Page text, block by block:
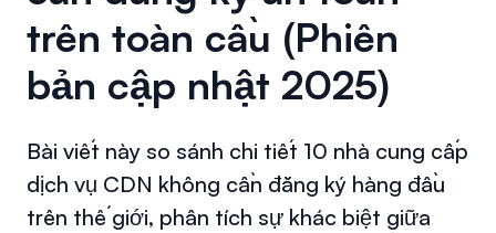
trên toàn cầu (Phiên
bản cập nhật 2025)
Bài viết này so sánh chi tiết 10 nhà cung cấp
dịch vụ CDN không cần đăng ký hàng đầu
trên thế giới, phân tích sự khác biệt giữa